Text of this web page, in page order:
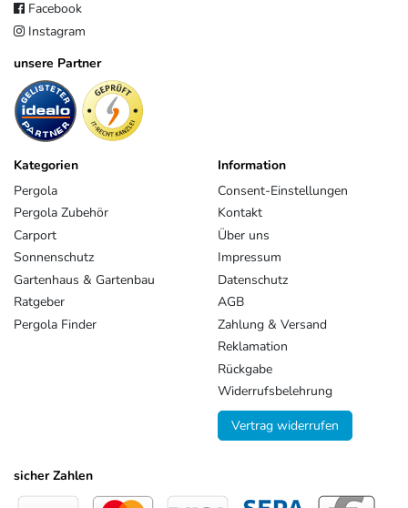
Facebook
Instagram
unsere Partner
Kategorien
Pergola
Pergola Zubehör
Carport
Sonnenschutz
Gartenhaus & Gartenbau
Ratgeber
Pergola Finder
Information
Consent-Einstellungen
Kontakt
Über uns
Impressum
Datenschutz
AGB
Zahlung & Versand
Reklamation
Rückgabe
Widerrufsbelehrung
Vertrag widerrufen
sicher Zahlen